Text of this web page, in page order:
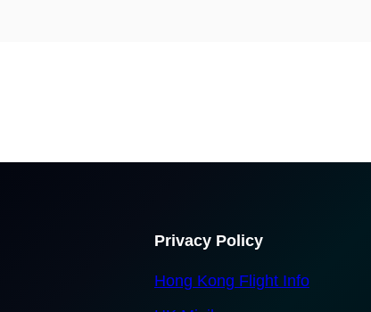
Privacy Policy
Hong Kong Flight Info